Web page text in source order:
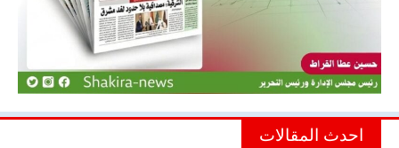
احدث المقالات